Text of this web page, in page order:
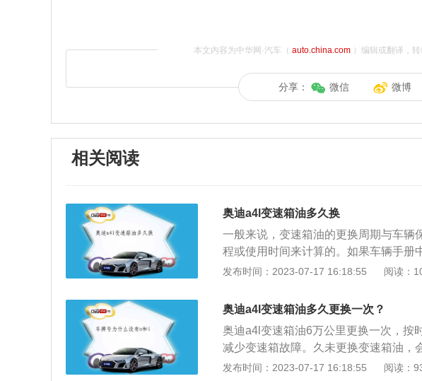
本文内容为中华网·汽车（ auto.china.com）编辑或翻译，转
分享： 微信 微博
相关阅读
奥迪a4l变速箱油多久换
一般来说，变速箱油的更换周期与车辆
程或使用时间来计算的。如果车辆手册
准。如果车辆手册上没有这样的指示或
变速箱油会导致变速箱异常磨损和机油
速箱油老化、腐烂，不仅会增加汽车的
时间不更换变速箱油，会使变速箱内的
直接影响系统的油压和动力传递，使变
程序：换变速箱油，先放油，松开底盘
发布时间：2023-07-17 16:18:55 阅读：
奥迪a4l变速箱油多久更换一次？
奥迪a4l变速箱油6万公里更换一次，按
减少变速箱故障。久未更换变速箱油，
油耗，还将缩短变速器的使用寿命，建
发布时间：2023-07-17 16:18:55 阅读：